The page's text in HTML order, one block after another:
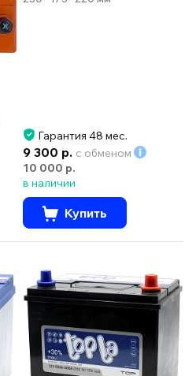
Гарантия 48 мес.
9 300 р. с обменом
10 000 р.
в наличии
Купить